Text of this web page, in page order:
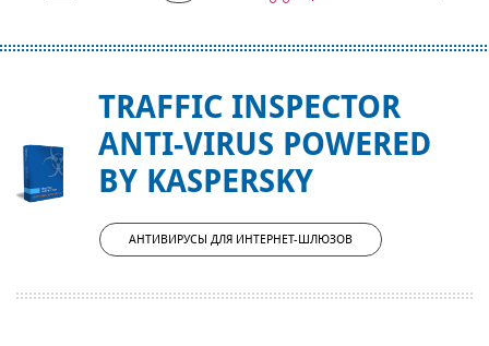
TRAFFIC INSPECTOR
ANTI-VIRUS POWERED
BY KASPERSKY
АНТИВИРУСЫ ДЛЯ ИНТЕРНЕТ-ШЛЮЗОВ